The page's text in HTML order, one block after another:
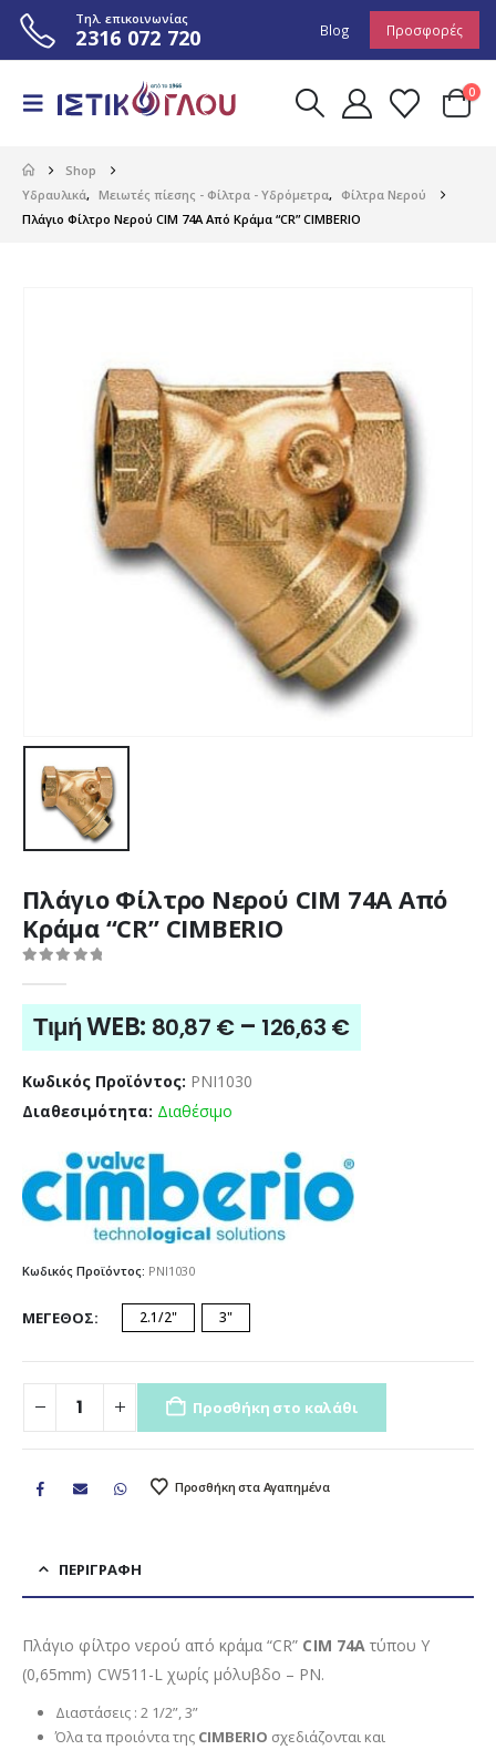
Τηλ. επικοινωνίας
2316 072 720 Blog Προσφορές
0
Shop
Υδραυλικά, Μειωτές πίεσης - Φίλτρα - Υδρόμετρα, Φίλτρα Νερού
Πλάγιο Φίλτρο Νερού CIM 74A Από Κράμα “CR” CIMBERIO
Πλάγιο Φίλτρο Νερού CIM 74A Από
Κράμα “CR” CIMBERIO
Τιμή WEB: 80,87 € – 126,63 €Price
range:
Κωδικός Προϊόντος: PNI1030
Διαθεσιμότητα: Διαθέσιμο
Κωδικός Προϊόντος: PNI1030
ΜΈΓΕΘΟΣ 2.1/2" 3"
Προσθήκη στο καλάθι
Προσθήκη στα Αγαπημένα
ΠΕΡΙΓΡΑΦΉ
Πλάγιο φίλτρο νερού από κράμα “CR” CIM 74Aτύπου Υ
(0,65mm) CW511-L χωρίς μόλυβδο – PN.
Διαστάσεις : 2 1/2”, 3”
Όλα τα προιόντα της CIMBERIO σχεδιάζονται και